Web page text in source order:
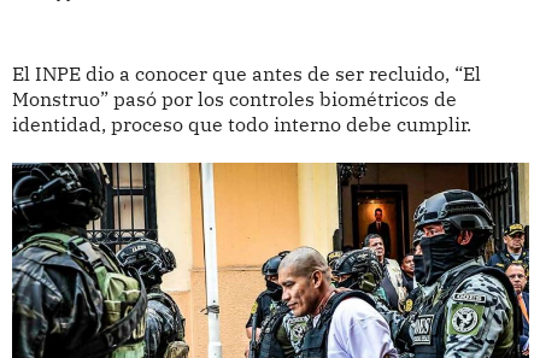
El INPE dio a conocer que antes de ser recluido, “El
Monstruo” pasó por los controles biométricos de
identidad, proceso que todo interno debe cumplir.